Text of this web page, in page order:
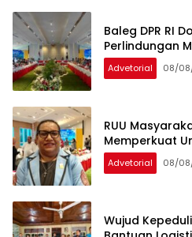
Baleg DPR RI
Perlindungan
Advetorial 08/
RUU
Memperkuat
Advetorial 08/
Wujud Kepedulian